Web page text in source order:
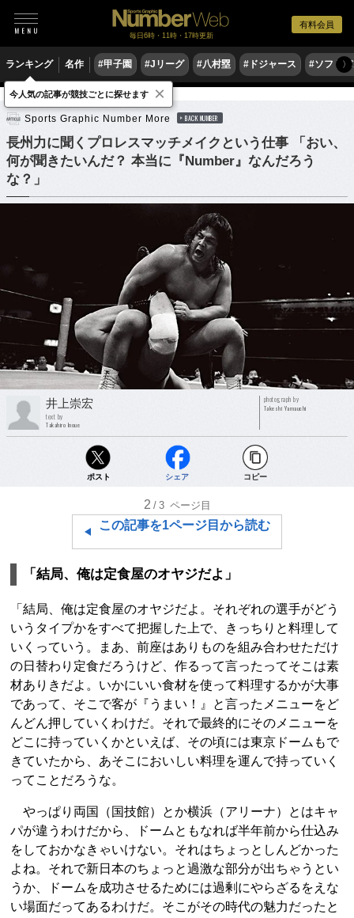
有料会員
毎日6時・11時・17時更新
ランキング 名作 #甲子園 #Jリーグ #八村塁 #ドジャース #ソフト〉
格闘技 プロレス
Sports Graphic Number More BACK NUMBER
長州力に聞くプロレスマッチメイクという仕事 「おい、
何が聞きたいんだ？ 本当に『Number』なんだろう
な？」
井上崇宏
text by
Takahiro Inoue
photograph by
Takeshi Yamauchi
ポスト シェア コピー
2 /3 ページ目
この記事を1ページ目から読む
「結局、俺は定食屋のオヤジだよ」
「結局、俺は定食屋のオヤジだよ。それぞれの選手がどう
いうタイプかをすべて把握した上で、きっちりと料理して
いくっていう。まあ、前座はありものを組み合わせただけ
の日替わり定食だろうけど、作るって言ったってそこは素
材ありきだよ。いかにいい食材を使って料理するかが大事
であって、そこで客が『うまい！』と言ったメニューをど
んどん押していくわけだ。それで最終的にそのメニューを
どこに持っていくかといえば、その頃には東京ドームもで
きていたから、あそこにおいしい料理を運んで持っていく
ってことだろうな。
やっぱり両国（国技館）とか横浜（アリーナ）とはキャ
パが違うわけだから、ドームともなれば半年前から仕込み
をしておかなきゃいけない。それはちょっとしんどかった
よね。それで新日本のちょっと過激な部分が出ちゃうとい
うか、ドームを成功させるためには過剰にやらざるをえな
い場面だってあるわけだ。そこがその時代の魅力だったと
今人気の記事が競技ごとに探せます ×